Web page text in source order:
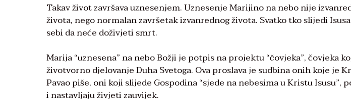
Takav život završava uznesenjem. Uznesenje Marijino na nebo nije
života, nego normalan završetak izvanrednog života. Svatko tko slijedi
sebi da neće doživjeti smrt.
Marija “uznesena” na nebo Božji je potpis na projektu “čovjeka”, čovjeka
životvorno djelovanje Duha Svetoga. Ova proslava je sudbina onih koje je
Pavao piše, oni koji slijede Gospodina “sjede na nebesima u Kristu
i nastavljaju živjeti zauvijek.